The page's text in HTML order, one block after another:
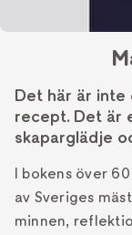
Det här är inte
recept. Det är
skaparglädje
I bokens över
av Sveriges
minnen,